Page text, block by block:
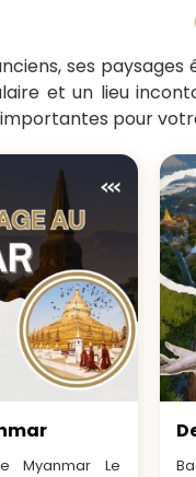
ses
et un lieu
pour
Myanmar Le